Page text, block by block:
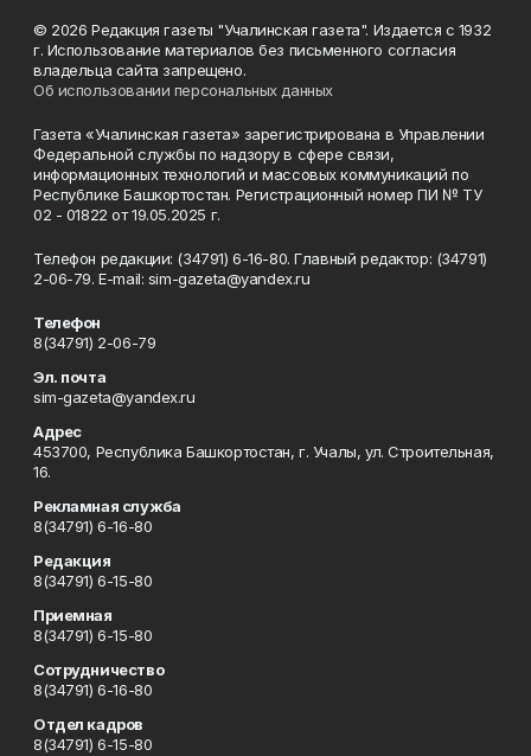
© 2026 Редакция газеты "Учалинская газета". Издается с 1932
г. Использование материалов без письменного согласия
владельца сайта запрещено.
Об использовании персональных данных
Газета «Учалинская газета» зарегистрирована в Управлении
Федеральной службы по надзору в сфере связи,
информационных технологий и массовых коммуникаций по
Республике Башкортостан. Регистрационный номер ПИ № ТУ
02 - 01822 от 19.05.2025 г.
Телефон редакции: (34791) 6-16-80. Главный редактор: (34791)
2-06-79. Е-mаil: sim-gazeta@yandex.ru
Телефон
8(34791) 2-06-79
Эл. почта
sim-gazeta@yandex.ru
Адрес
453700, Республика Башкортостан, г. Учалы, ул. Строительная,
16.
Рекламная служба
8(34791) 6-16-80
Редакция
8(34791) 6-15-80
Приемная
8(34791) 6-15-80
Сотрудничество
8(34791) 6-16-80
Отдел кадров
8(34791) 6-15-80